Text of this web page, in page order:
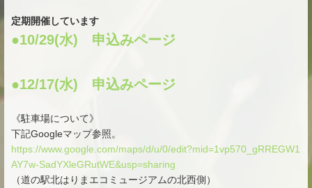
定期開催しています
●10/29(水) 申込みページ
●12/17(水) 申込みページ
《駐車場について》
下記Googleマップ参照。
https://www.google.com/maps/d/u/0/edit?mid=1vp570_gRREGW1
AY7w-SadYXleGRutWE&usp=sharing
（道の駅北はりまエコミュージアムの北西側）